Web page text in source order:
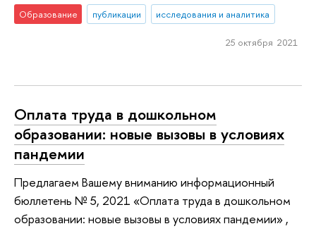
Образование публикации исследования и аналитика
25 октября 2021
Оплата труда в дошкольном
образовании: новые вызовы в условиях
пандемии
Предлагаем Вашему вниманию информационный
бюллетень № 5, 2021 «Оплата труда в дошкольном
образовании: новые вызовы в условиях пандемии» ,